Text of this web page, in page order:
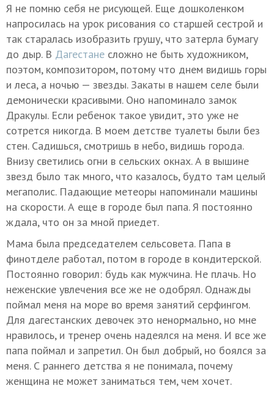
Я не помню себя не рисующей. Еще дошколенком
напросилась на урок рисования со старшей сестрой и
так старалась изобразить грушу, что затерла бумагу
до дыр. В Дагестане сложно не быть художником,
поэтом, композитором, потому что днем видишь горы
и леса, а ночью — звезды. Закаты в нашем селе были
демонически красивыми. Оно напоминало замок
Дракулы. Если ребенок такое увидит, это уже не
сотрется никогда. В моем детстве туалеты были без
стен. Садишься, смотришь в небо, видишь города.
Внизу светились огни в сельских окнах. А в вышине
звезд было так много, что казалось, будто там целый
мегаполис. Падающие метеоры напоминали машины
на скорости. А еще в городе был папа. Я постоянно
ждала, что он за мной приедет.
Мама была председателем сельсовета. Папа в
финотделе работал, потом в городе в кондитерской.
Постоянно говорил: будь как мужчина. Не плачь. Но
неженские увлечения все же не одобрял. Однажды
поймал меня на море во время занятий серфингом.
Для дагестанских девочек это ненормально, но мне
нравилось, и тренер очень надеялся на меня. И все же
папа поймал и запретил. Он был добрый, но боялся за
меня. С раннего детства я не понимала, почему
женщина не может заниматься тем, чем хочет.